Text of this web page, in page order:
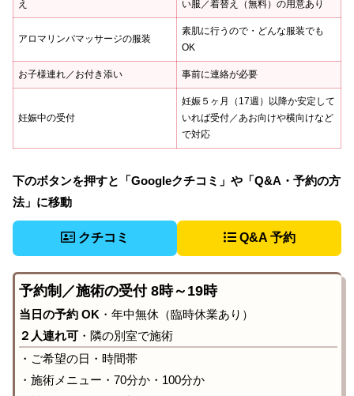
え
い服／着替え（無料）の用意あり
アロマリンパマッサージの服装
素肌に行うので・どんな服装でも
OK
お子様連れ／お付き添い 事前に連絡が必要
妊娠中の受付
妊娠５ヶ月（17週）以降か安定して
いれば受付／あお向けや横向けなど
で対応
下のボタンを押すと「Googleクチコミ」や「Q&A・予約の方
法」に移動
クチコミ Q&A 予約
予約制／施術の受付 8時～19時
当日の予約 OK ・年中無休（臨時休業あり）
２人連れ可 ・隣の別室で施術
・ご希望の日・時間帯
・施術メニュー・70分か・100分か